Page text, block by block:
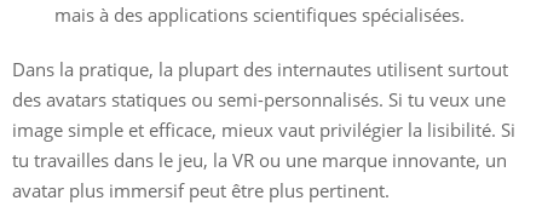
mais à des applications scientifiques spécialisées.
Dans la pratique, la plupart des internautes utilisent surtout
des avatars statiques ou semi-personnalisés. Si tu veux une
image simple et efficace, mieux vaut privilégier la lisibilité. Si
tu travailles dans le jeu, la VR ou une marque innovante, un
avatar plus immersif peut être plus pertinent.